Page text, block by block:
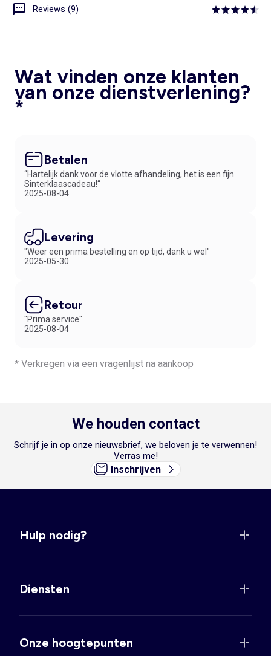
Reviews (9)
Wat vinden onze klanten
van onze dienstverlening?
*
Betalen
“Hartelijk dank voor de vlotte afhandeling, het is een fijn
Sinterklaascadeau!“
2025-08-04
Levering
"Weer een prima bestelling en op tijd, dank u wel"
2025-05-30
Retour
"Prima service"
2025-08-04
* Verkregen via een vragenlijst na aankoop
We houden contact
Schrijf je in op onze nieuwsbrief, we beloven je te verwennen!
Verras me!
Inschrijven
Hulp nodig?
Diensten
Onze hoogtepunten